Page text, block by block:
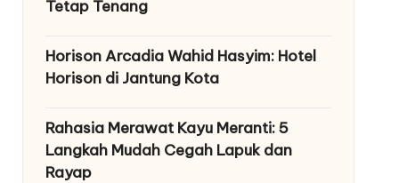
Tetap Tenang
Horison Arcadia Wahid Hasyim: Hotel
Horison di Jantung Kota
Rahasia Merawat Kayu Meranti: 5
Langkah Mudah Cegah Lapuk dan
Rayap